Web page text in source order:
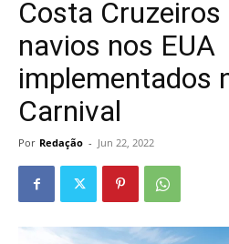
Costa
navios nos EUA
implementados
Carnival
Por Redação - Jun 22, 2022